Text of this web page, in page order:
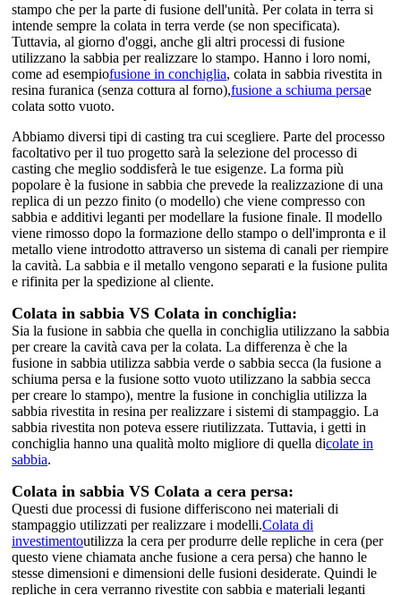
stampo che per la parte di fusione dell'unità. Per colata in terra si
intende sempre la colata in terra verde (se non specificata).
Tuttavia, al giorno d'oggi, anche gli altri processi di fusione
utilizzano la sabbia per realizzare lo stampo. Hanno i loro nomi,
come ad esempiofusione in conchiglia, colata in sabbia rivestita in
resina furanica (senza cottura al forno),fusione a schiuma persae
colata sotto vuoto.
Abbiamo diversi tipi di casting tra cui scegliere. Parte del processo
facoltativo per il tuo progetto sarà la selezione del processo di
casting che meglio soddisferà le tue esigenze. La forma più
popolare è la fusione in sabbia che prevede la realizzazione di una
replica di un pezzo finito (o modello) che viene compresso con
sabbia e additivi leganti per modellare la fusione finale. Il modello
viene rimosso dopo la formazione dello stampo o dell'impronta e il
metallo viene introdotto attraverso un sistema di canali per riempire
la cavità. La sabbia e il metallo vengono separati e la fusione pulita
e rifinita per la spedizione al cliente.
Colata in sabbia VS Colata in conchiglia:
Sia la fusione in sabbia che quella in conchiglia utilizzano la sabbia
per creare la cavità cava per la colata. La differenza è che la
fusione in sabbia utilizza sabbia verde o sabbia secca (la fusione a
schiuma persa e la fusione sotto vuoto utilizzano la sabbia secca
per creare lo stampo), mentre la fusione in conchiglia utilizza la
sabbia rivestita in resina per realizzare i sistemi di stampaggio. La
sabbia rivestita non poteva essere riutilizzata. Tuttavia, i getti in
conchiglia hanno una qualità molto migliore di quella dicolate in
sabbia.
Colata in sabbia VS Colata a cera persa:
Questi due processi di fusione differiscono nei materiali di
stampaggio utilizzati per realizzare i modelli.Colata di
investimentoutilizza la cera per produrre delle repliche in cera (per
questo viene chiamata anche fusione a cera persa) che hanno le
stesse dimensioni e dimensioni delle fusioni desiderate. Quindi le
repliche in cera verranno rivestite con sabbia e materiali leganti